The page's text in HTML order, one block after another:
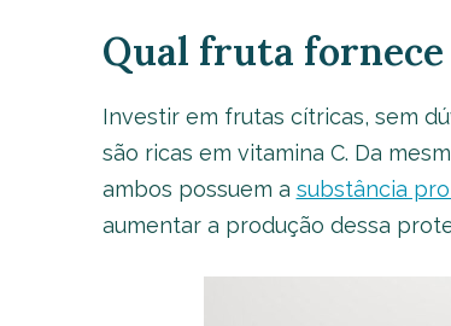
Qual fruta fornece
Investir em frutas cítricas, sem
são ricas em vitamina C. Da
ambos possuem a substância
aumentar a produção dessa